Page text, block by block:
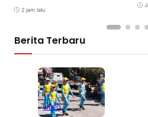
2 jam lalu
Berita Terbaru
VIDEO